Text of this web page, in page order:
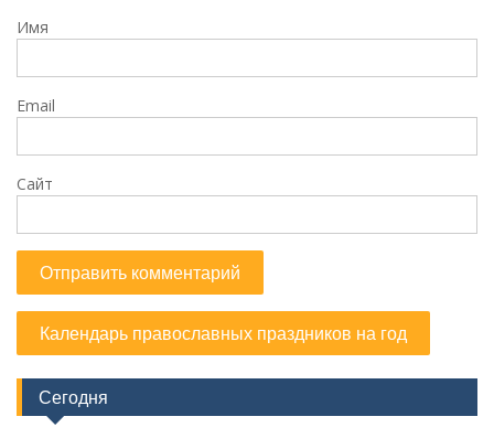
Имя
Email
Сайт
Календарь православных праздников на год
Сегодня